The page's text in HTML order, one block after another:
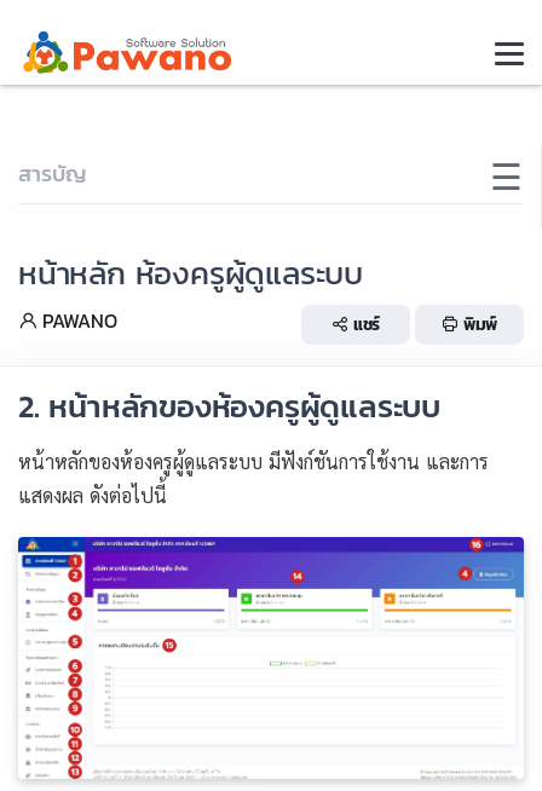
☰
สารบัญ
×
หน้าหลัก ห้องครูผู้ดูแลระบบ
PAWANO แชร์ พิมพ์
2. หน้าหลักของห้องครูผู้ดูแลระบบ
หน้าหลักของห้องครูผู้ดูแลระบบ มีฟังก์ชันการใช้งาน และการ
แสดงผล ดังต่อไปนี้